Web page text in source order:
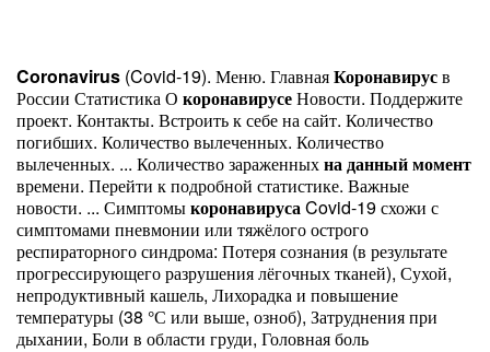
Coronavirus (Covid-19). Меню. ГлавнаяКоронавирусв
России Статистика О коронавирусеНовости. Поддержите
проект. Контакты. Встроить к себе на сайт. Количество
погибших. Количество вылеченных. Количество
вылеченных. ... Количество зараженныхнаданныймомент
времени. Перейти к подробной статистике. Важные
новости. ... СимптомыкоронавирусаCovid-19 схожи с
симптомами пневмонии или тяжёлого острого
респираторного синдрома: Потеря сознания (в результате
прогрессирующего разрушения лёгочных тканей), Сухой,
непродуктивный кашель, Лихорадка и повышение
температуры (38 °С или выше, озноб), Затруднения при
дыхании, Боли в области груди, Головная боль